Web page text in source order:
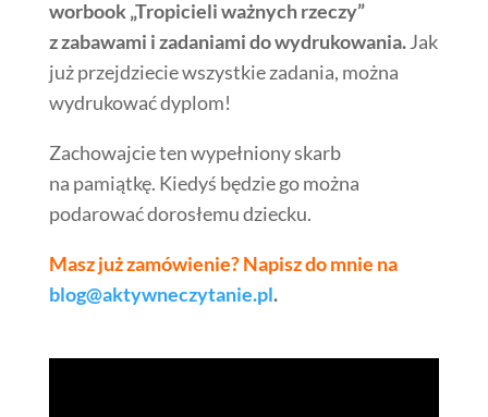
worbook „Tropicieli ważnych rzeczy”
z zabawami i zadaniami do wydrukowania.Jak
już przejdziecie wszystkie zadania, można
wydrukować dyplom!
Zachowajcie ten wypełniony skarb
na pamiątkę. Kiedyś będzie go można
podarować dorosłemu dziecku.
Masz już zamówienie? Napisz do mnie na
blog@aktywneczytanie.pl.